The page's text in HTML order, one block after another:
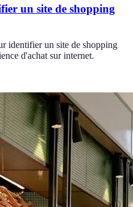
un site de shopping
identifier un site de shopping
d'achat sur internet.